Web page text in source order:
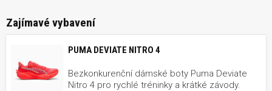
Zajímavé vybavení
PUMA DEVIATE NITRO 4
Bezkonkurenční dámské boty Puma Deviate
Nitro 4 pro rychlé tréninky a krátké závody.